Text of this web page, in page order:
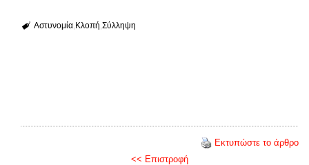
Αστυνομία Κλοπή Σύλληψη
Εκτυπώστε το άρθρο
<< Επιστροφή